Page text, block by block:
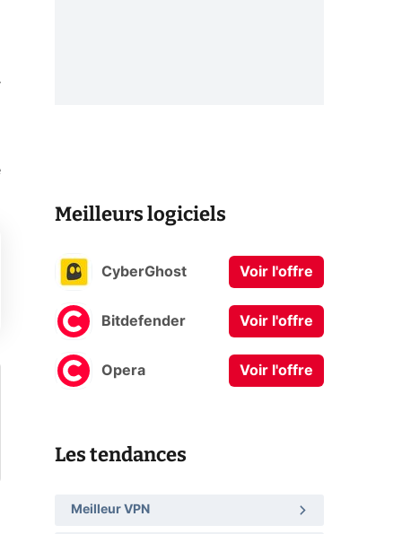
Meilleurs logiciels
CyberGhost Voir l'offre
Bitdefender Voir l'offre
Opera Voir l'offre
Les tendances
Meilleur VPN